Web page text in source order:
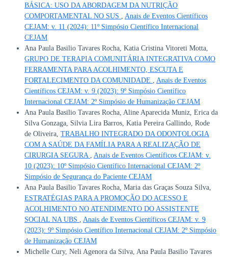
BÁSICA: USO DA ABORDAGEM DA NUTRIÇÃO
COMPORTAMENTAL NO SUS , Anais de Eventos Científicos
CEJAM: v. 11 (2024): 11º Simpósio Científico Internacional
CEJAM
Ana Paula Basilio Tavares Rocha, Katia Cristina Vitoreti Motta,
GRUPO DE TERAPIA COMUNITÁRIA INTEGRATIVA COMO
FERRAMENTA PARA ACOLHIMENTO, ESCUTA E
FORTALECIMENTO DA COMUNIDADE , Anais de Eventos
Científicos CEJAM: v. 9 (2023): 9º Simpósio Científico
Internacional CEJAM: 2º Simpósio de Humanização CEJAM
Ana Paula Basilio Tavares Rocha, Aline Aparecida Muniz, Erica da
Silva Gonzaga, Silvia Lira Barros, Katia Pereira Gallindo, Rode
de Oliveira, TRABALHO INTEGRADO DA ODONTOLOGIA
COM A SAÚDE DA FAMÍLIA PARA A REALIZAÇÃO DE
CIRURGIA SEGURA , Anais de Eventos Científicos CEJAM: v.
10 (2023): 10º Simpósio Científico Internacional CEJAM: 2º
Simpósio de Segurança do Paciente CEJAM
Ana Paula Basilio Tavares Rocha, Maria das Graças Souza Silva,
ESTRATÉGIAS PARA A PROMOÇÃO DO ACESSO E
ACOLHIMENTO NO ATENDIMENTO DO ASSISTENTE
SOCIAL NA UBS , Anais de Eventos Científicos CEJAM: v. 9
(2023): 9º Simpósio Científico Internacional CEJAM: 2º Simpósio
de Humanização CEJAM
Michelle Cury, Neli Agenora da Silva, Ana Paula Basilio Tavares